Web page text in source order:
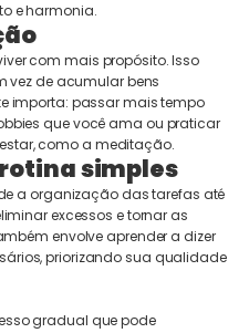
e harmonia.
com mais propósito. Isso
vez de acumular bens
importa: passar mais tempo
que você ama ou praticar
como a meditação.
simples
a organização das tarefas até
excessos e tornar as
envolve aprender a dizer
priorizando sua qualidade
gradual que pode